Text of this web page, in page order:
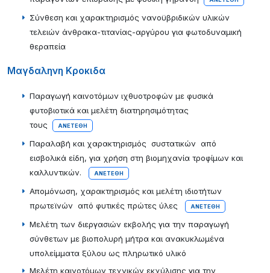
Σύνθεση και χαρακτηρισμός νανοϋβριδικών υλικών
τελειών άνθρακα-τιτανίας-αργύρου για φωτοδυναμική
θεραπεία
Μαγδαληνη Κροκιδα
Παραγωγή καινοτόμων ιχθυοτροφών με φυσικά
φυτοβιοτικά και μελέτη διατηρησιμότητας
τους
ΑΝΕΤΈΘΗ
Παραλαβή και χαρακτηρισμός συστατικών από
εισβολικά είδη, για χρήση στη βιομηχανία τροφίμων και
καλλυντικών.
ΑΝΕΤΈΘΗ
Απομόνωση, χαρακτηρισμός και μελέτη ιδιοτήτων
πρωτεϊνών από φυτικές πρώτες ύλες
ΑΝΕΤΈΘΗ
Μελέτη των διεργασιών εκβολής για την παραγωγή
σύνθετων με βιοπολυρή μήτρα και ανακυκλωμένα
υπολείμματα ξύλου ως πληρωτικό υλικό
Μελέτη καινοτόμων τεχνικών εκχύλισης για την